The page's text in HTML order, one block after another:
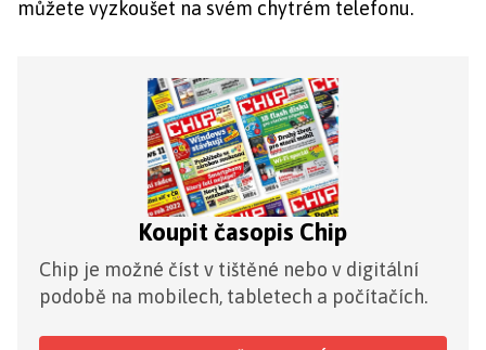
můžete vyzkoušet na svém chytrém telefonu.
Koupit časopis Chip
Chip je možné číst v tištěné nebo v digitální
podobě na mobilech, tabletech a počítačích.